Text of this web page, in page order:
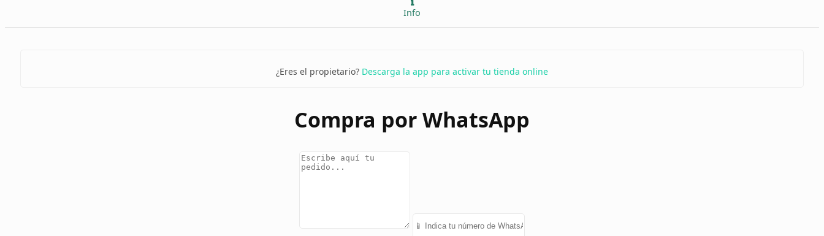
Info
¿Eres el propietario? Descarga la app para activar tu tienda online
Compra por WhatsApp